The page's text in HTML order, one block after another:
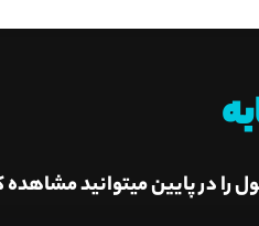
در پایین میتوانید مشاهده